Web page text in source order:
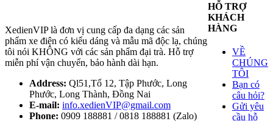
XedienVIP là đơn vị cung cấp đa dạng các sản
phẩm xe điện có kiểu dáng và mẫu mã độc lạ, chúng
tôi nói KHÔNG với các sản phẩm đại trà. Hỗ trợ
miễn phí vận chuyển, bảo hành dài hạn.
Address: Ql51,Tổ 12, Tập Phước, Long
Phước, Long Thành, Đồng Nai
E-mail: info.xedienVIP@gmail.com
Phone: 0909 188881 / 0818 188881 (Zalo)
HỖ TRỢ
KHÁCH
HÀNG
VỀ
CHÚNG
TÔI
Bạn có
câu hỏi?
Gửi yêu
cầu hỗ